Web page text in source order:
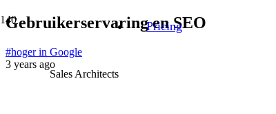
Sales Architects
Pricing
Gebruikerservaring en SEO
#hoger in Google
3 years ago